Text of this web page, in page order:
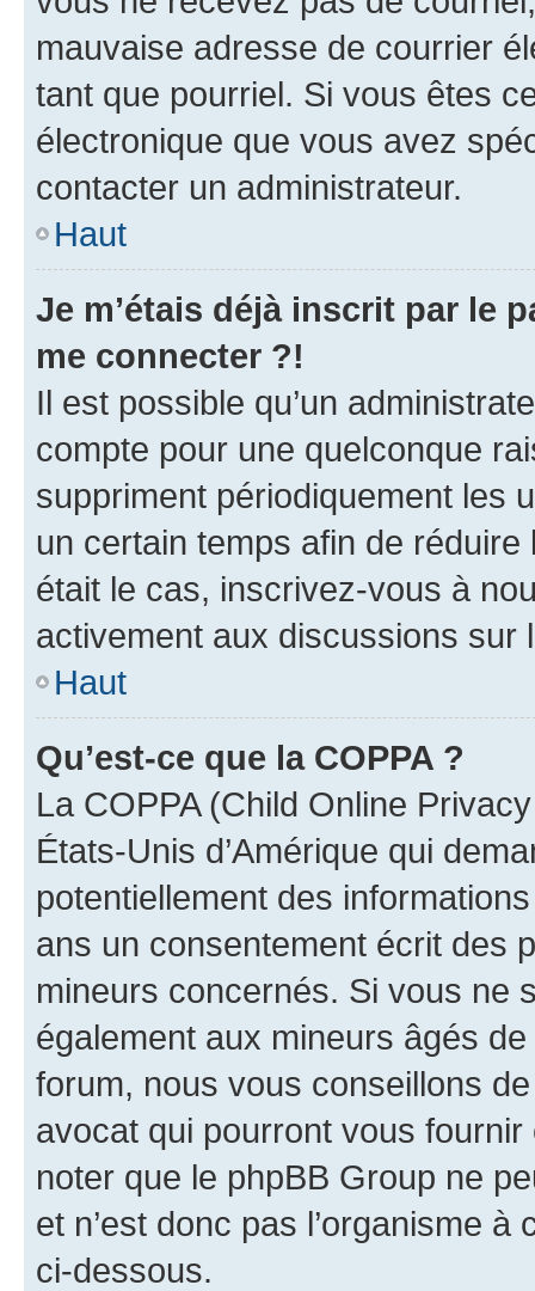
mauvaise adresse de courrier
tant que pourriel. Si vous êtes
électronique que vous avez
contacter un administrateur.
Haut
Je m’étais déjà inscrit par le
me connecter ?!
Il est possible qu’un
compte pour une quelconque
suppriment périodiquement les
un certain temps afin de
était le cas, inscrivez-vous à
activement aux discussions sur
Haut
Qu’est-ce que la COPPA ?
La COPPA (Child Online
États-Unis d’Amérique qui
potentiellement des
ans un consentement écrit des
mineurs concernés. Si vous ne
également aux mineurs âgés
forum, nous vous conseillons
avocat qui pourront vous
noter que le phpBB Group ne
et n’est donc pas l’organisme
ci-dessous.